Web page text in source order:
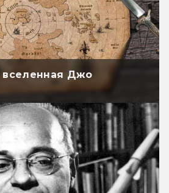
вселенная Джо